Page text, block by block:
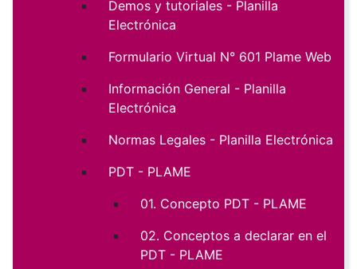
Demos y tutoriales - Planilla
Electrónica
Formulario Virtual N° 601 Plame Web
Información General - Planilla
Electrónica
Normas Legales - Planilla Electrónica
PDT - PLAME
01. Concepto PDT - PLAME
02. Conceptos a declarar en el
PDT - PLAME